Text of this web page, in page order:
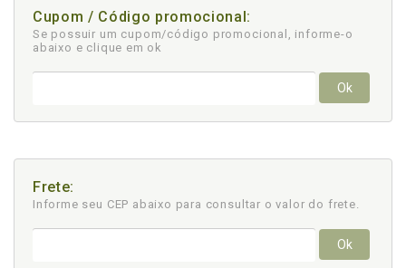
Cupom / Código promocional:
Se possuir um cupom/código promocional, informe-o
abaixo e clique em ok
Ok
Frete:
Informe seu CEP abaixo para consultar o valor do frete.
Ok